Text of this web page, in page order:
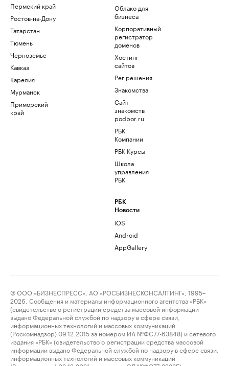
Пермский край
Ростов-на-Дону
Татарстан
Тюмень
Черноземье
Кавказ
Карелия
Мурманск
Приморский
край
Облако для
бизнеса
Корпоративный
регистратор
доменов
Хостинг
сайтов
Рег.решения
Знакомства
Сайт
знакомств
podbor.ru
РБК
Компании
РБК Курсы
Школа
управления
РБК
РБК
Новости
iOS
Android
AppGallery
© ООО «БИЗНЕСПРЕСС», АО «РОСБИЗНЕСКОНСАЛТИНГ», 1995–
2026. Сообщения и материалы информационного агентства «РБК»
(свидетельство о регистрации средства массовой информации
выдано Федеральной службой по надзору в сфере связи,
информационных технологий и массовых коммуникаций
(Роскомнадзор) 09.12.2015 за номером ИА №ФС77-63848) и сетевого
издания «РБК» (свидетельство о регистрации средства массовой
информации выдано Федеральной службой по надзору в сфере связи,
информационных технологий и массовых коммуникаций